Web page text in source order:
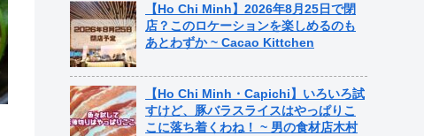
【Ho Chi Minh】2026年8月25日で閉
店？このロケーションを楽しめるのも
あとわずか ~ Cacao Kittchen
【Ho Chi Minh・Capichi】いろいろ試
すけど、豚バラスライスはやっぱりこ
こに落ち着くわね！ ~ 男の食材店木村